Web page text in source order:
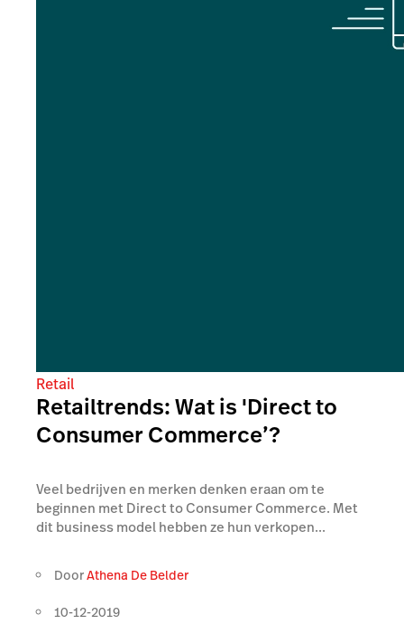
Retail
Retailtrends: Wat is 'Direct to
Consumer Commerce’?
Veel bedrijven en merken denken eraan om te
beginnen met Direct to Consumer Commerce. Met
dit business model hebben ze hun verkopen...
DoorAthena De Belder
10-12-2019